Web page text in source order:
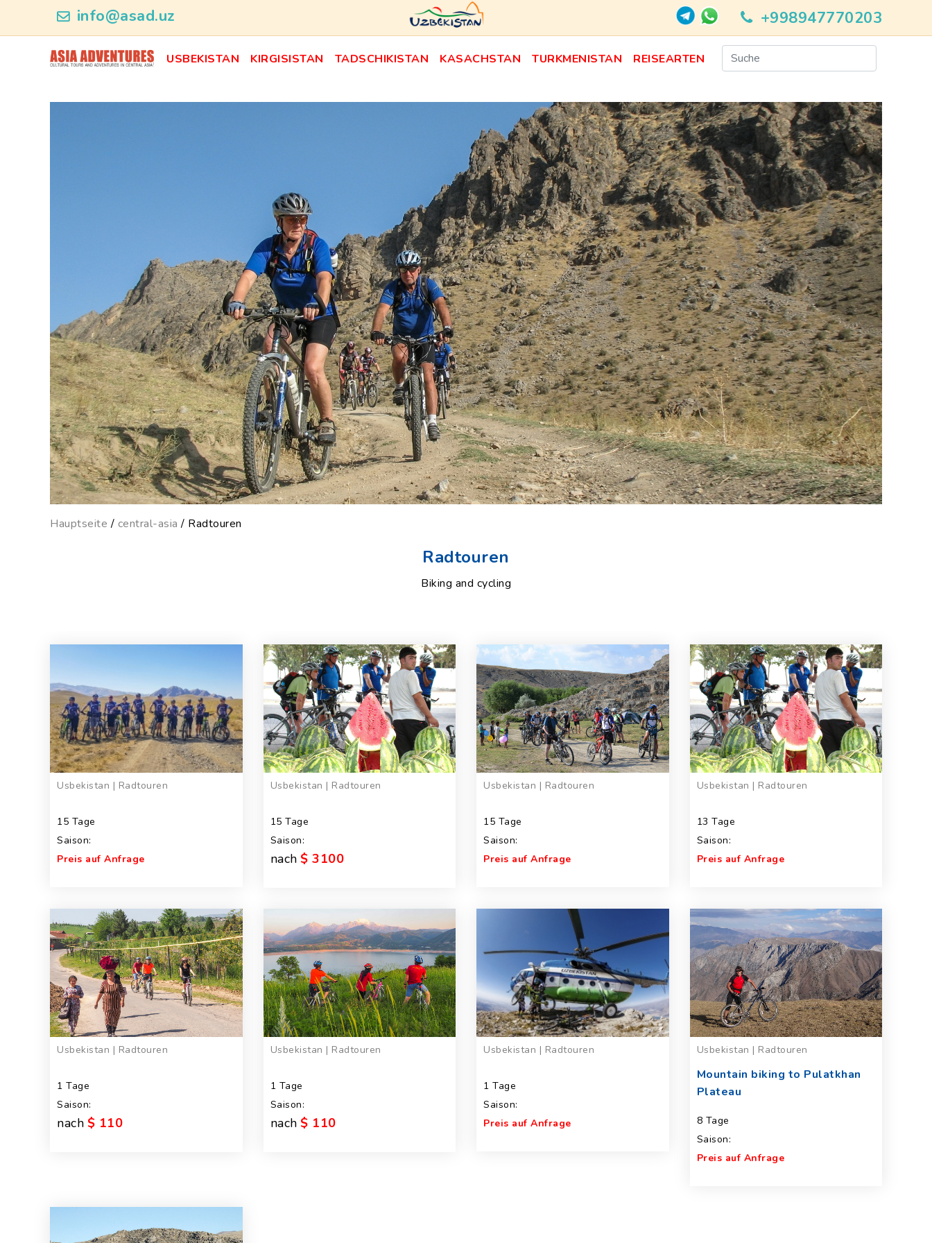
info@asad.uz +998947770203
USBEKISTAN KIRGISISTAN TADSCHIKISTAN KASACHSTAN TURKMENISTAN REISEARTEN
category_id
Hauptseite / central-asia / Radtouren
Radtouren
Biking and cycling
Usbekistan | Radtouren
15 Tage
Saison:
Preis auf Anfrage
Usbekistan | Radtouren
15 Tage
Saison:
nach $ 3100
Usbekistan | Radtouren
15 Tage
Saison:
Preis auf Anfrage
Usbekistan | Radtouren
13 Tage
Saison:
Preis auf Anfrage
Usbekistan | Radtouren
1 Tage
Saison:
nach $ 110
Usbekistan | Radtouren
1 Tage
Saison:
nach $ 110
Usbekistan | Radtouren
1 Tage
Saison:
Preis auf Anfrage
Usbekistan | Radtouren
Mountain biking to Pulatkhan
Plateau
8 Tage
Saison:
Preis auf Anfrage